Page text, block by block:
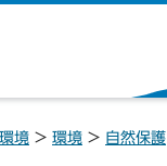
境 > 環境 > 自然保護